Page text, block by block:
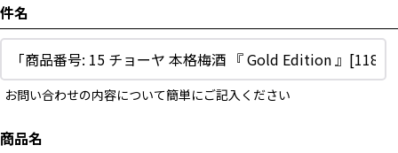
件名
お問い合わせの内容について簡単にご記入ください
商品名